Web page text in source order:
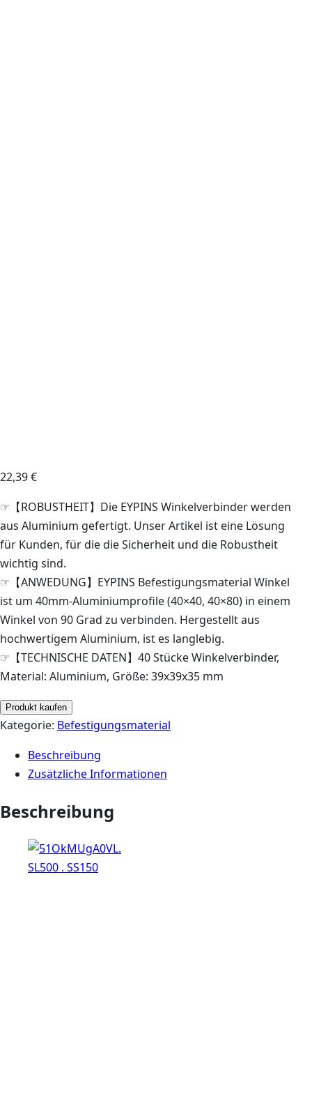
22,39€
☞【ROBUSTHEIT】Die EYPINS Winkelverbinder werden
aus Aluminium gefertigt. Unser Artikel ist eine Lösung
für Kunden, für die die Sicherheit und die Robustheit
wichtig sind.
☞【ANWEDUNG】EYPINS Befestigungsmaterial Winkel
ist um 40mm-Aluminiumprofile (40×40, 40×80) in einem
Winkel von 90 Grad zu verbinden. Hergestellt aus
hochwertigem Aluminium, ist es langlebig.
☞【TECHNISCHE DATEN】40 Stücke Winkelverbinder,
Material: Aluminium, Größe: 39x39x35 mm
Produkt kaufen
Kategorie: Befestigungsmaterial
Beschreibung
Zusätzliche Informationen
Beschreibung